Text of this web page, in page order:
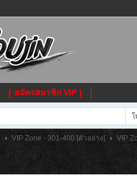
[ สมัครสมาชิก VIP ]
› VIP Zone - 301-400 [ตัวอย่าง] › VIP